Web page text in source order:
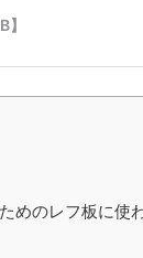
めのレフ板に使